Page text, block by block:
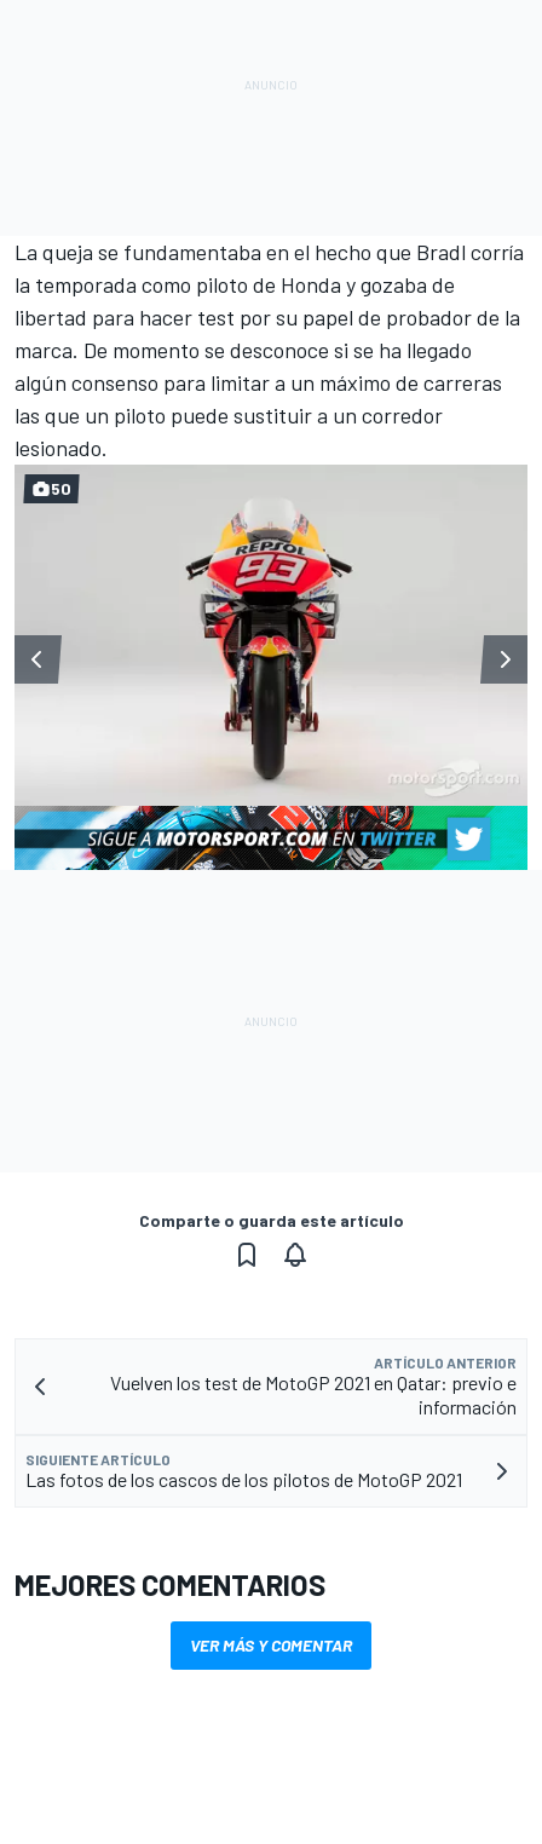
La queja se fundamentaba en el hecho que Bradl corría
la temporada como piloto de Honda y gozaba de
libertad para hacer test por su papel de probador de la
marca. De momento se desconoce si se ha llegado
algún consenso para limitar a un máximo de carreras
las que un piloto puede sustituir a un corredor
lesionado.
50
Comparte o guarda este artículo
ARTÍCULO ANTERIOR
Vuelven los test de MotoGP 2021 en Qatar: previo e
información
SIGUIENTE ARTÍCULO
Las fotos de los cascos de los pilotos de MotoGP 2021
MEJORES COMENTARIOS
VER MÁS Y COMENTAR